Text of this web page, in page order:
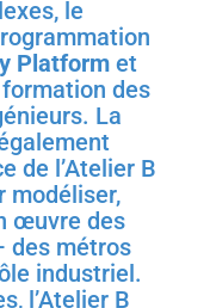
le
Platform et
des
La
de l’Atelier B
modéliser,
œuvre des
des métros
industriel.
l’Atelier B